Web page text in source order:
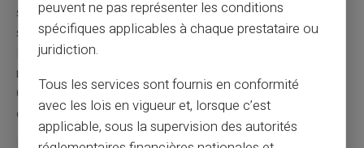
système bancaire traditionnel retrouvent un accès aux
services essentiels. Cette démocratisation favorise
l'intégration sociale et professionnelle. L'accès aux
moyens de paiement modernes devient un droit effectif.
Card Veritas participe activement à cette mission
d'inclusion financière.
simplicité administrativeréduit considérablement
peuvent ne pas représenter les conditions
spécifiques applicables à chaque prestataire ou
juridiction.
Tous les services sont fournis en conformité
avec les lois en vigueur et, lorsque c’est
applicable, sous la supervision des autorités